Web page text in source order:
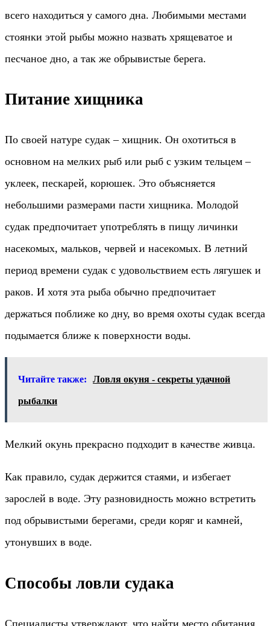
всего находиться у самого дна. Любимыми местами
стоянки этой рыбы можно назвать хрящеватое и
песчаное дно, а так же обрывистые берега.
Питание хищника
По своей натуре судак – хищник. Он охотиться в
основном на мелких рыб или рыб с узким тельцем –
уклеек, пескарей, корюшек. Это объясняется
небольшими размерами пасти хищника. Молодой
судак предпочитает употреблять в пищу личинки
насекомых, мальков, червей и насекомых. В летний
период времени судак с удовольствием есть лягушек и
раков. И хотя эта рыба обычно предпочитает
держаться поближе ко дну, во время охоты судак всегда
подымается ближе к поверхности воды.
Читайте также: Ловля окуня - секреты удачной
рыбалки
Мелкий окунь прекрасно подходит в качестве живца.
Как правило, судак держится стаями, и избегает
зарослей в воде. Эту разновидность можно встретить
под обрывистыми берегами, среди коряг и камней,
утонувших в воде.
Способы ловли судака